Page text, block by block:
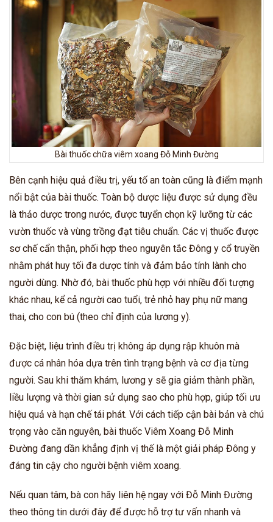
Bài thuốc chữa viêm xoang Đỗ Minh Đường
Bên cạnh hiệu quả điều trị, yếu tố an toàn cũng là điểm mạnh
nổi bật của bài thuốc. Toàn bộ dược liệu được sử dụng đều
là thảo dược trong nước, được tuyển chọn kỹ lưỡng từ các
vườn thuốc và vùng trồng đạt tiêu chuẩn. Các vị thuốc được
sơ chế cẩn thận, phối hợp theo nguyên tắc Đông y cổ truyền
nhằm phát huy tối đa dược tính và đảm bảo tính lành cho
người dùng. Nhờ đó, bài thuốc phù hợp với nhiều đối tượng
khác nhau, kể cả người cao tuổi, trẻ nhỏ hay phụ nữ mang
thai, cho con bú (theo chỉ định của lương y).
Đặc biệt, liệu trình điều trị không áp dụng rập khuôn mà
được cá nhân hóa dựa trên tình trạng bệnh và cơ địa từng
người. Sau khi thăm khám, lương y sẽ gia giảm thành phần,
liều lượng và thời gian sử dụng sao cho phù hợp, giúp tối ưu
hiệu quả và hạn chế tái phát. Với cách tiếp cận bài bản và chú
trọng vào căn nguyên, bài thuốc Viêm Xoang Đỗ Minh
Đường đang dần khẳng định vị thế là một giải pháp Đông y
đáng tin cậy cho người bệnh viêm xoang.
Nếu quan tâm, bà con hãy liên hệ ngay với Đỗ Minh Đường
theo thông tin dưới đây để được hỗ trợ tư vấn nhanh và